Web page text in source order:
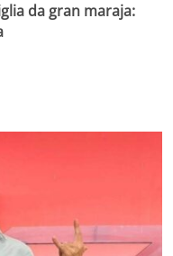
da gran maraja: